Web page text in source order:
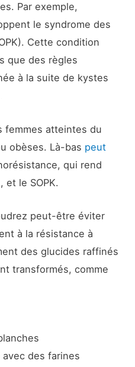
Par exemple,
le syndrome des
Cette condition
que des règles
à la suite de kystes
femmes atteintes du
obèses. Là-bas peut
qui rend
le SOPK.
peut-être éviter
à la résistance à
des glucides raffinés
transformés, comme
des farines